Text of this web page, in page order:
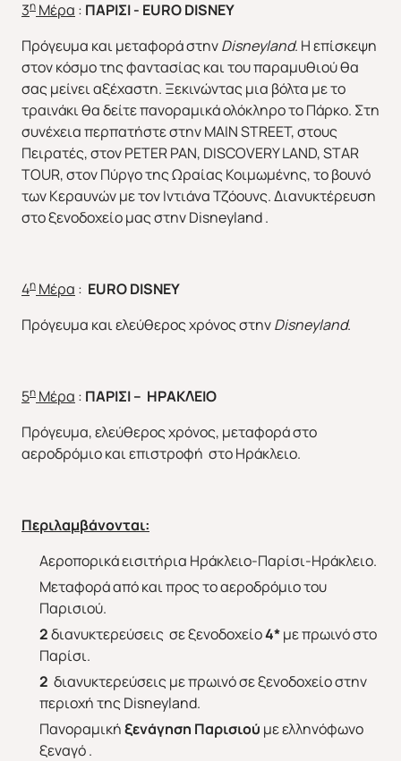
3η Μέρα : ΠΑΡΙΣΙ - EURODISNEY
Πρόγευμα και μεταφορά στηνDisneyland. Η επίσκεψη
στον κόσμο της φαντασίας και του παραμυθιού θα
σας μείνει αξέχαστη. Ξεκινώντας μια βόλτα με το
τραινάκι θα δείτε πανοραμικά ολόκληρο το Πάρκο. Στη
συνέχεια περπατήστε στην MAIN STREET, στους
Πειρατές, στον PETER PAN, DISCOVERY LAND, STAR
TOUR, στον Πύργο της Ωραίας Κοιμωμένης, το βουνό
των Κεραυνών με τον Ιντιάνα Τζόουνς. Διανυκτέρευση
στο ξενοδοχείο μας στην Disneyland .
4η Μέρα : EURODISNEY
Πρόγευμα και ελεύθερος χρόνος στηνDisneyland.
5η Μέρα : ΠΑΡΙΣΙ – ΗΡΑΚΛΕΙΟ
Πρόγευμα, ελεύθερος χρόνος, μεταφορά στο
αεροδρόμιο και επιστροφή στο Ηράκλειο.
Περιλαμβάνονται:
Αεροπορικά εισιτήρια Ηράκλειο-Παρίσι-Ηράκλειο.
Μεταφορά από και προς το αεροδρόμιο του
Παρισιού.
2διανυκτερεύσεις σε ξενοδοχείο4*με πρωινό στο
Παρίσι.
2 διανυκτερεύσεις με πρωινό σε ξενοδοχείο στην
περιοχή της Disneyland.
Πανοραμικήξενάγηση Παρισιού με ελληνόφωνο
ξεναγό .